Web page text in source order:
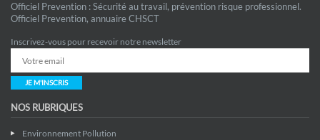
Officiel Prevention : Sécurité au travail, prévention risque professionnel.
Officiel Prevention, annuaire CHSCT
Inscrivez-vous pour recevoir notre newsletter
JE M'INSCRIS
NOS RUBRIQUES
Environnement Pollution